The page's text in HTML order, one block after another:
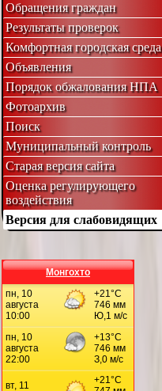
Обращения граждан
Результаты проверок
Комфортная городская среда
Объявления
Порядок обжалования НПА
Фотоархив
Поиск
Муниципальный контроль
Старая версия сайта
Оценка регулирующего
воздействия
Версия для слабовидящих
Монгохто